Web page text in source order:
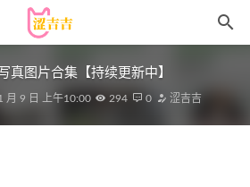
真图片合集【持续更新中】
月 9 日 上午10:00 294 0 涩吉吉